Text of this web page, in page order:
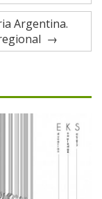
Argentina.